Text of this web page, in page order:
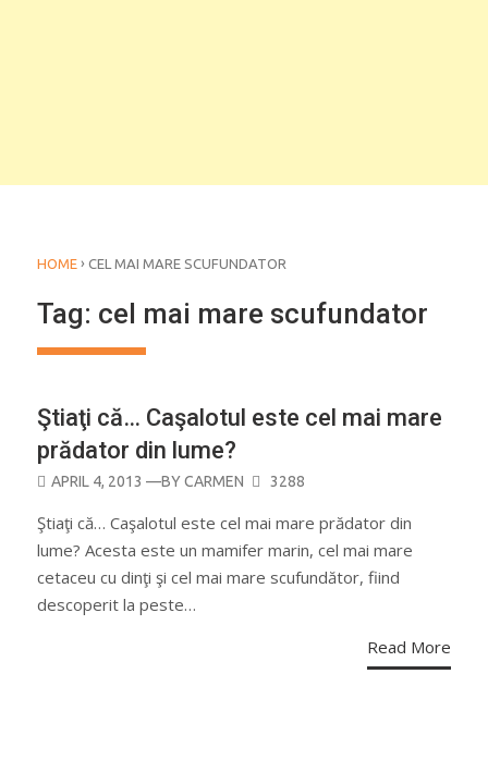
HOME › CEL MAI MARE SCUFUNDATOR
Tag: cel mai mare scufundator
Ştiaţi că… Caşalotul este cel mai mare
prădator din lume?
POSTED
APRIL 4, 2013 —BYCARMEN 3288
Ştiaţi că… Caşalotul este cel mai mare prădator din
lume? Acesta este un mamifer marin, cel mai mare
cetaceu cu dinţi şi cel mai mare scufundător, fiind
descoperit la peste…
Read More